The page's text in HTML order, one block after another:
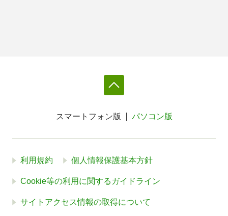
スマートフォン版 パソコン版
利用規約 個人情報保護基本方針
Cookie等の利用に関するガイドライン
サイトアクセス情報の取得について